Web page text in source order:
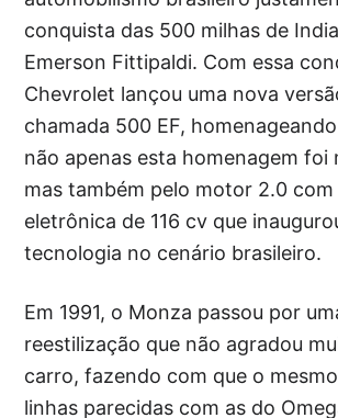
conquista das 500 milhas de
Emerson Fittipaldi. Com essa
Chevrolet lançou uma nova
chamada 500 EF,
não apenas esta homenagem foi
mas também pelo motor 2.0 com
eletrônica de 116 cv que
tecnologia no cenário brasileiro.
Em 1991, o Monza passou por
reestilização que não agradou
carro, fazendo com que o
linhas parecidas com as do